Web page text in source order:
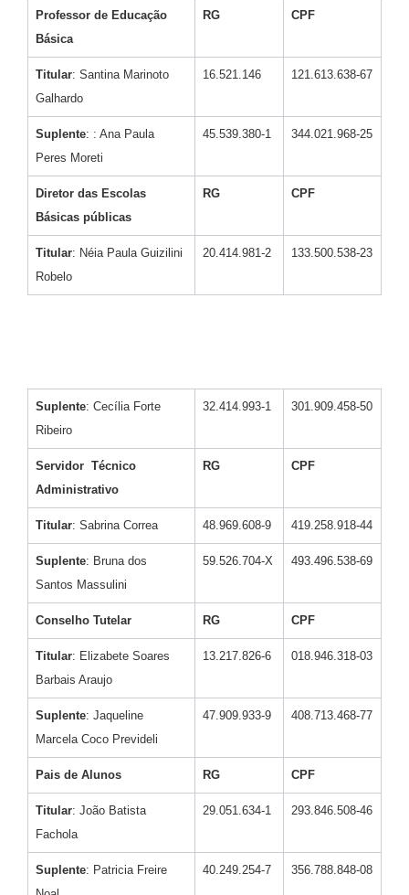
Professor de Educação
Básica
RG CPF
Titular: Santina Marinoto
Galhardo
16.521.146 121.613.638-67
Suplente: : Ana Paula
Peres Moreti
45.539.380-1 344.021.968-25
Diretor das Escolas
Básicas públicas
RG CPF
Titular: Néia Paula Guizilini
Robelo
20.414.981-2 133.500.538-23
Suplente: Cecília Forte
Ribeiro
32.414.993-1 301.909.458-50
Servidor Técnico
Administrativo
RG CPF
Titular: Sabrina Correa 48.969.608-9 419.258.918-44
Suplente: Bruna dos
Santos Massulini
59.526.704-X 493.496.538-69
Conselho Tutelar RG CPF
Titular: Elizabete Soares
Barbais Araujo
13.217.826-6 018.946.318-03
Suplente: Jaqueline
Marcela Coco Prevideli
47.909.933-9 408.713.468-77
Pais de Alunos RG CPF
Titular: João Batista
Fachola
29.051.634-1 293.846.508-46
Suplente: Patricia Freire
40.249.254-7 356.788.848-08